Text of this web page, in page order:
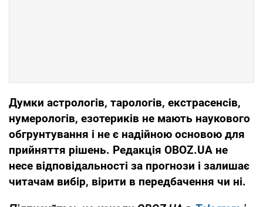
Думки астрологів, тарологів, екстрасенсів,
нумерологів, езотериків не мають наукового
обгрунтування і не є надійною основою для
прийняття рішень. Редакція OBOZ.UA не
несе відповідальності за прогнози і залишає
читачам вибір, вірити в передбачення чи ні.